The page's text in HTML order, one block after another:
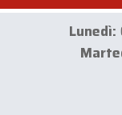
Lunedì: